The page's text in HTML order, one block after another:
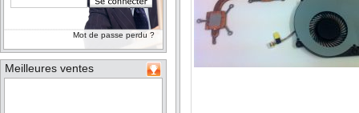
Mot de passe perdu ?
Meilleures ventes